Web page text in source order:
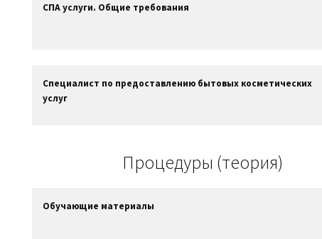
СПА услуги. Общие требования
Специалист по предоставлению бытовых косметических
услуг
Процедуры (теория)
Обучающие материалы